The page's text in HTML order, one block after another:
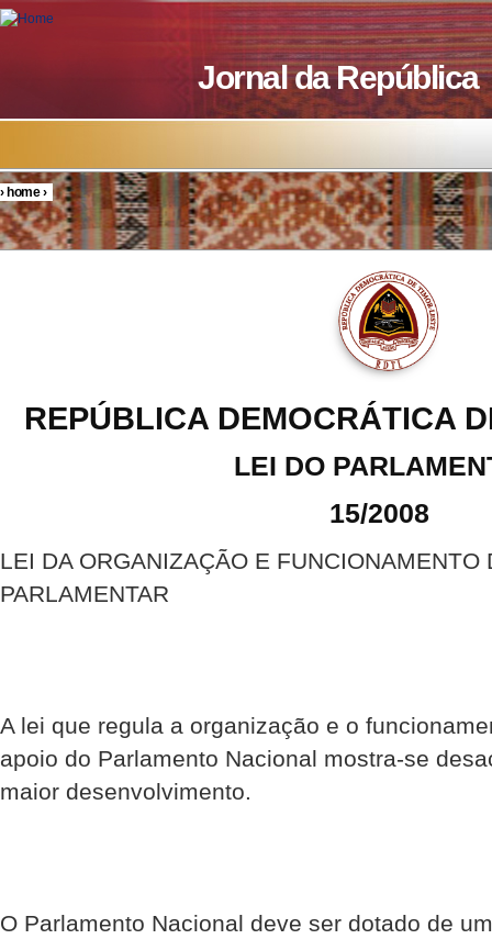
Skip to main content
Jornal da República
You are here
›home›
REPÚBLICA DEMOCRÁTICA
LEI DO
15/2008
LEI DA ORGANIZAÇÃO E FUNCIONAMENTO
PARLAMENTAR
A lei que regula a organização e o
apoio do Parlamento Nacional mostra-se
maior desenvolvimento.
O Parlamento Nacional deve ser dotado de